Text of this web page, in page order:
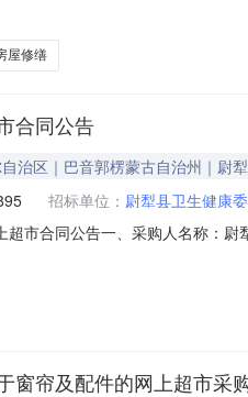
元）:项目所在行政区划编码
屋修缮
合同公告
治区｜巴音郭楞蒙古自治州｜尉
招标单位： 尉犁县卫生健康
超市合同公告一、采购人名称：
领普科技C1-HW2.4长X2.61高
窗帘及配件的网上超市采